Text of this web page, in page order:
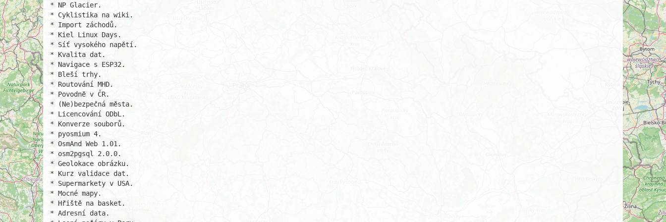
* NP Glacier.
* Cyklistika na wiki.
* Import záchodů.
* Kiel Linux Days.
* Síť vysokého napětí.
* Kvalita dat.
* Navigace s ESP32.
* Bleší trhy.
* Routování MHD.
* Povodně v ČR.
* (Ne)bezpečná města.
* Licencování ODbL.
* Konverze souborů.
* pyosmium 4.
* OsmAnd Web 1.01.
* osm2pgsql 2.0.0.
* Geolokace obrázku.
* Kurz validace dat.
* Supermarkety v USA.
* Mocné mapy.
* Hřiště na basket.
* Adresní data.